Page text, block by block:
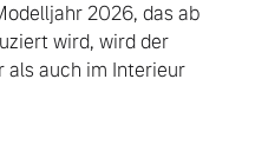
2026, das ab
wird, wird der
als auch im Interieur